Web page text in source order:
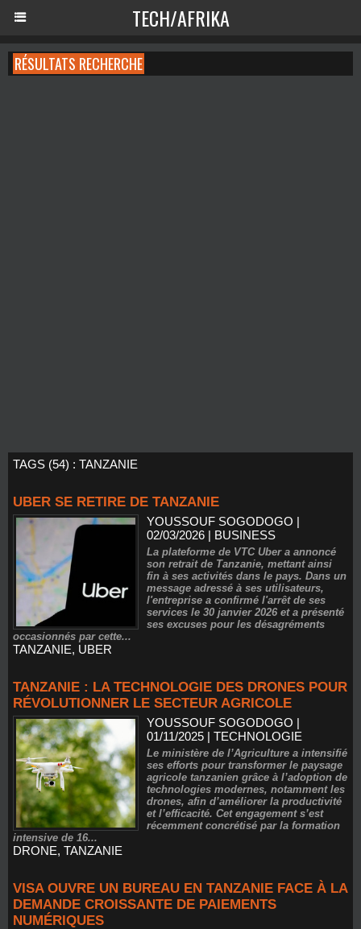
TECH/AFRIKA
RÉSULTATS RECHERCHE
TAGS (54) : TANZANIE
UBER SE RETIRE DE TANZANIE
YOUSSOUF SOGODOGO |
02/03/2026 | BUSINESS
La plateforme de VTC Uber a annoncé
son retrait de Tanzanie, mettant ainsi
fin à ses activités dans le pays. Dans un
message adressé à ses utilisateurs,
l'entreprise a confirmé l'arrêt de ses
services le 30 janvier 2026 et a présenté
ses excuses pour les désagréments
occasionnés par cette...
TANZANIE, UBER
TANZANIE : LA TECHNOLOGIE DES DRONES POUR
RÉVOLUTIONNER LE SECTEUR AGRICOLE
YOUSSOUF SOGODOGO |
01/11/2025 |TECHNOLOGIE
Le ministère de l’Agriculture a intensifié
ses efforts pour transformer le paysage
agricole tanzanien grâce à l’adoption de
technologies modernes, notamment les
drones, afin d’améliorer la productivité
et l’efficacité. Cet engagement s’est
récemment concrétisé par la formation
intensive de 16...
DRONE, TANZANIE
VISA OUVRE UN BUREAU EN TANZANIE FACE À LA
DEMANDE CROISSANTE DE PAIEMENTS
NUMÉRIQUES